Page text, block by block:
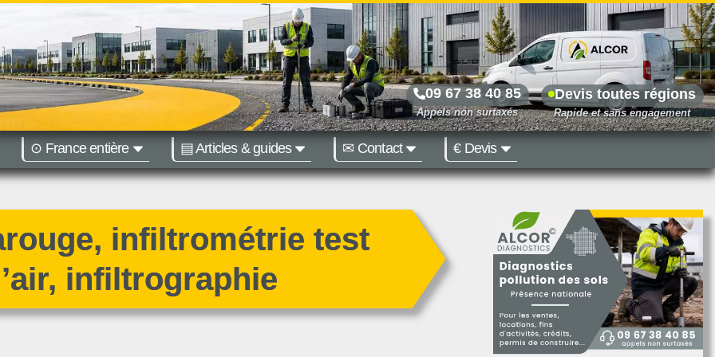
09 67 38 40 85 Devis toutes régions
⊙ France entière ▤ Articles & guides ✉ Contact € Devis
Bordeaux
infiltrométrie test
infiltrographie